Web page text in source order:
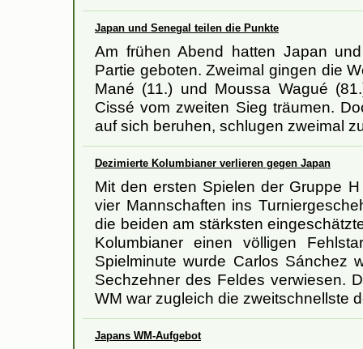
Japan und Senegal teilen die Punkte
Am frühen Abend hatten Japan
Partie geboten. Zweimal gingen die
Mané (11.) und Moussa Wagué
Cissé vom zweiten Sieg träumen.
auf sich beruhen, schlugen zweimal
Dezimierte Kolumbianer verlieren gegen Japan
Mit den ersten Spielen der Gruppe
vier Mannschaften ins
die beiden am stärksten
Kolumbianer einen völligen
Spielminute wurde Carlos Sánchez
Sechzehner des Feldes verwiesen.
WM war zugleich die zweitschnellste
Japans WM-Aufgebot